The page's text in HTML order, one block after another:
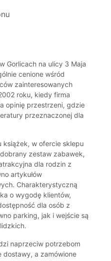
Gorlicach na ulicy 3 Maja
cenione wśród
zainteresowanych
roku, kiedy firma
opinię przestrzeni, gdzie
przeznaczonej dla
w ofercie sklepu
zestaw zabawek,
dla rodzin z
artykułów
Charakterystyczną
o wygodę klientów,
dla osób z
parking, jak i wejście są
naprzeciw potrzebom
dostawy, a zamówione